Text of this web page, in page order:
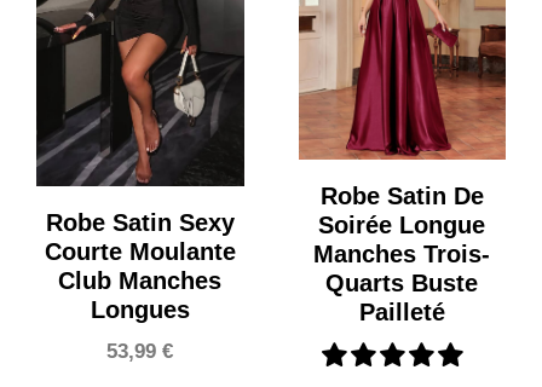
Robe Satin Sexy
Courte Moulante
Club Manches
Longues
53,99€
Robe Satin De
Soirée Longue
Manches Trois-
Quarts Buste
Pailleté